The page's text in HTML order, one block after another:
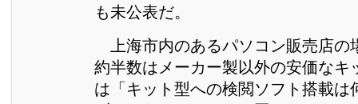
も未公表だ。
上海市内のあるパソコン販売店の
約半数はメーカー製以外の安価なキ
は「キット型への検閲ソフト搭載は